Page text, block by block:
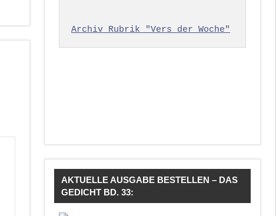
Archiv Rubrik "Vers der Woche"
AKTUELLE AUSGABE BESTELLEN – DAS
GEDICHT BD. 33: